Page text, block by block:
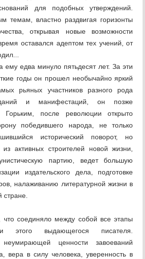
для подобных утверждений.
темам, властно раздвигая горизонты
открывая новые возможности
оставался адептом тех учений, от
ему едва минуло пятьдесят лет. За эти
годы он прошел необычайно яркий
рьяных участников разного рода
и манифестаций, он позже
после революции открыто
победившего народа, не только
исторический поворот, но
из активных строителей новой жизни,
партию, ведет большую
издательского дела, подготовке
налаживанию литературной жизни в
стране.
что соединяло между собой все этапы
этого выдающегося писателя.
ценности завоеваний
вера в силу человека, уверенность в